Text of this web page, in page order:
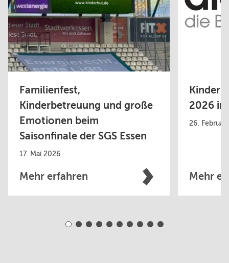
Familienfest,
Kinderbetreuung und große
Emotionen beim
Saisonfinale der SGS Essen
17. Mai 2026
Mehr erfahren
2026 in
26. Februar
Mehr